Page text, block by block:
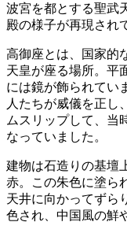
波宮を都とする聖武
殿の様子が再現され
高御座とは、国家的
天皇が座る場所。平
には鏡が飾られてい
人たちが威儀を正し
ムスリップして、当
なっていました。
建物は石造りの基壇
赤。この朱色に塗ら
天井に向かってずら
色され、中国風の鮮